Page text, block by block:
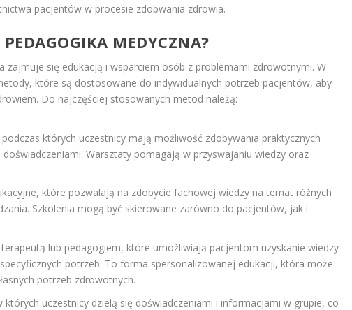
pacjentów w procesie zdobwania zdrowia.
PEDAGOGIKA MEDYCZNA?
zajmuje się edukacją i wsparciem osób z problemami zdrowotnymi. W
które są dostosowane do indywidualnych potrzeb pacjentów, aby
Do najczęściej stosowanych metod należą:
których uczestnicy mają możliwość zdobywania praktycznych
Warsztaty pomagają w przyswajaniu wiedzy oraz
które pozwalają na zdobycie fachowej wiedzy na temat różnych
Szkolenia mogą być skierowane zarówno do pacjentów, jak i
lub pedagogiem, które umożliwiają pacjentom uzyskanie wiedzy
potrzeb. To forma spersonalizowanej edukacji, która może
potrzeb zdrowotnych.
których uczestnicy dzielą się doświadczeniami i informacjami w grupie, co